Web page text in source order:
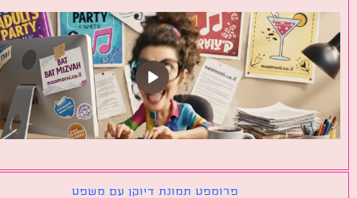
פרומפט תמונת דיוקן עם משפט